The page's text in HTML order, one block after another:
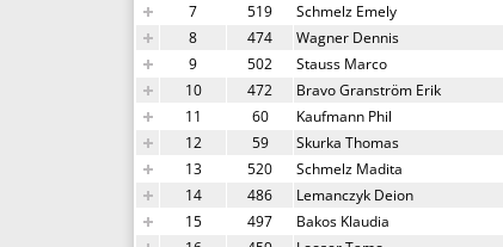
7
519 Schmelz Emely
8
474 Wagner Dennis
9
502 Stauss Marco
10
472 Bravo Granström Erik
11
60 Kaufmann Phil
12
59 Skurka Thomas
13
520 Schmelz Madita
14
486 Lemanczyk Deion
15
497 Bakos Klaudia